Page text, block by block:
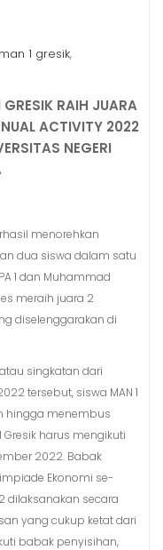
man 1 gresik,
RAIH JUARA
ACTIVITY 2022
NEGERI
menorehkan
dua siswa dalam satu
1 dan Muhammad
meraih juara 2
diselenggarakan di
singkatan dari
tersebut, siswa MAN 1
hingga menembus
Gresik harus mengikuti
2022. Babak
Ekonomi se-
dilaksanakan secara
yang cukup ketat dari
babak penyisihan,